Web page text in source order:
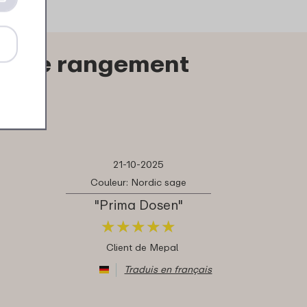
de rangement
21-10-2025
Couleur: Nordic sage
"Prima Dosen"
★★★★★
★★★★★
Client de Mepal
Traduis en français